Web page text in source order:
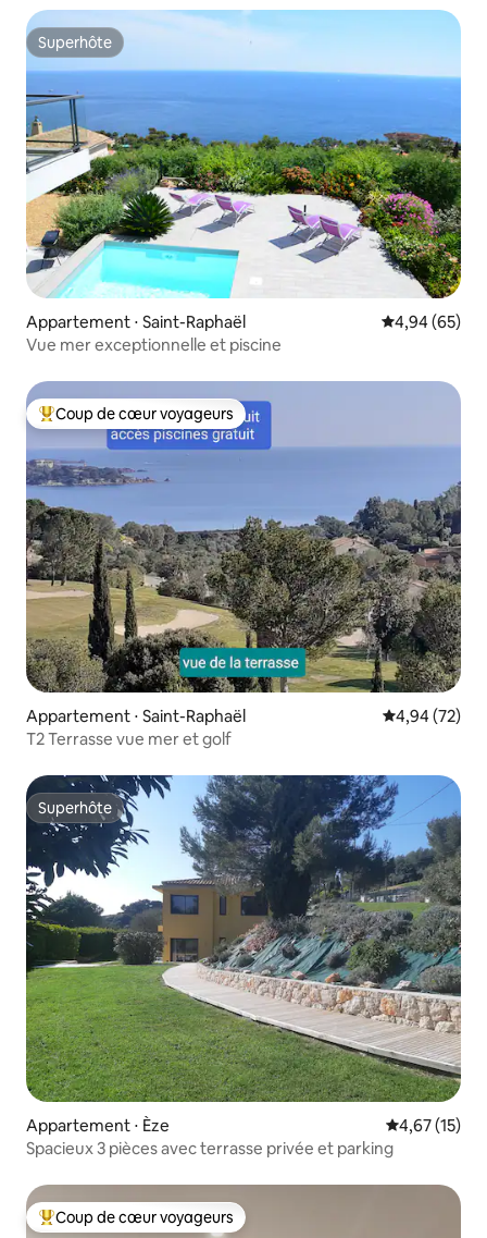
Superhôte
Superhôte
Appartement ⋅ Saint-Raphaël Évaluation
4,94 (65)
Vue mer exceptionnelle et piscine
Coups de cœur voyageurs les plus appréciés
Coup de cœur voyageurs
Appartement ⋅ Saint-Raphaël Évaluation
4,94 (72)
T2 Terrasse vue mer et golf
Superhôte
Superhôte
Appartement ⋅ Èze Évaluation
4,67 (15)
Spacieux 3 pièces avec terrasse privée et parking
Coups de cœur voyageurs les plus appréciés
Coup de cœur voyageurs